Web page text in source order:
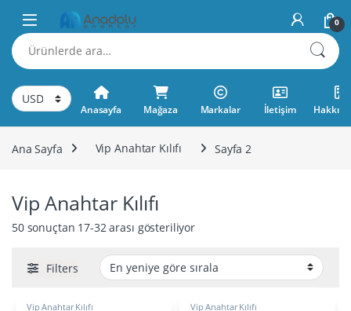
Skip to navigation
Skip to content
0
Ara:
Anasayfa Mağaza Markalar İletişim
Ana Sayfa Vip Anahtar Kılıfı Sayfa 2
Vip Anahtar Kılıfı
50 sonuçtan 17-32 arası gösteriliyorEn yeniye göre sıralandı
Filters
Vip Anahtar Kılıfı Vip Anahtar Kılıfı